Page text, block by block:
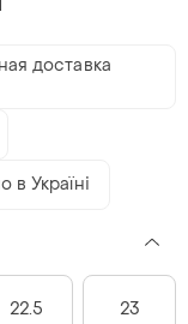
доставка
в Україні
22.5 23